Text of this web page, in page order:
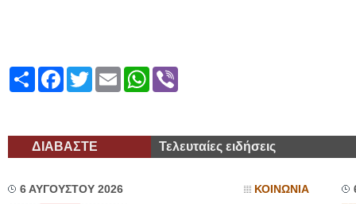
ShareFacebook
TwitterEmailWhatsApp
ΔΙΑΒΑΣΤΕ Τελευταίες ειδήσεις
6 ΑΥΓΟΥΣΤΟΥ 2026 ΚΟΙΝΩΝΙΑ